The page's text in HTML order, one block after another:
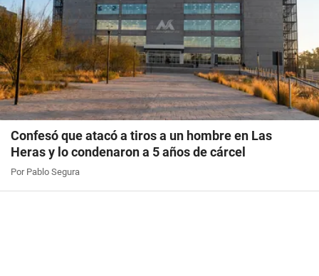
Confesó que atacó a tiros a un hombre en Las
Heras y lo condenaron a 5 años de cárcel
Por Pablo Segura